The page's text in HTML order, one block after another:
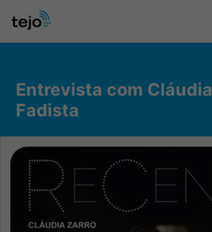
Entrevista com
Fadista